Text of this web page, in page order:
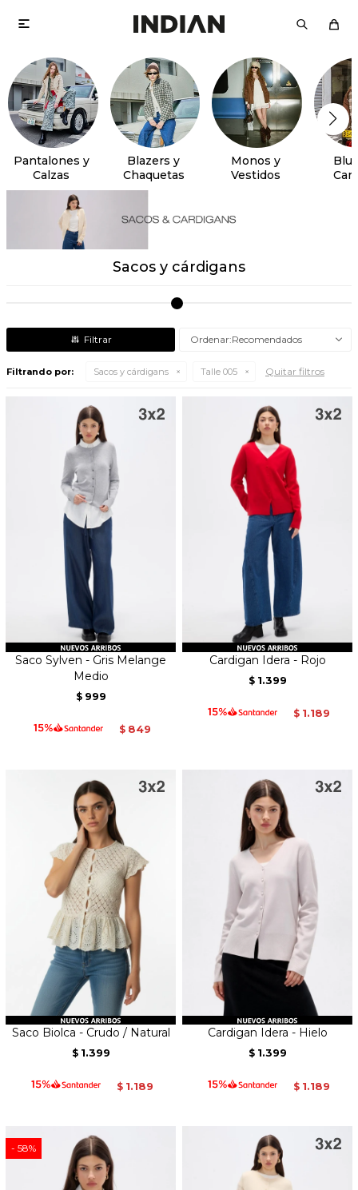

Pantalones y
Calzas
Blazers y
Chaquetas
Monos y
Vestidos
Sacos y cárdigans
Recomendados
Filtrando por: Sacos y cárdigans Talle 005 Quitar filtros
Saco Sylven - Gris Melange
Medio
$ 999
$ 849
Cardigan Idera - Rojo
$ 1.399
$ 1.189
Saco Biolca - Crudo / Natural
$ 1.399
$ 1.189
Cardigan Idera - Hielo
$ 1.399
$ 1.189
58